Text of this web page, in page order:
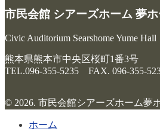
市民会館 シアーズホーム 夢
Civic Auditorium Searshome Yume Hall
熊本県熊本市中央区桜町1番3号
TEL.096-355-5235 FAX. 096-355-
© 2026. 市民会館シアーズホーム夢
ホーム